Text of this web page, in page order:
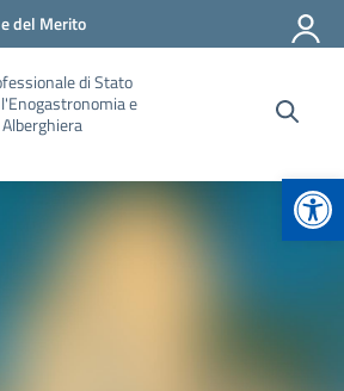
del Merito
di Stato
e